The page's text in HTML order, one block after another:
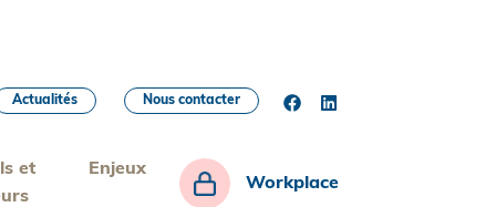
et
Enjeux
Workplace
Actualités Nous contacter